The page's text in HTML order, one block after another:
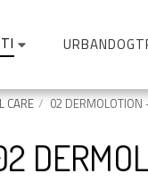
CARE 02